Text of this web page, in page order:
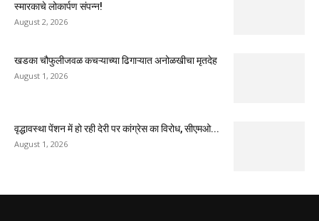
स्मारकाचे लोकार्पण संपन्न!
August 2, 2026
खडका चौफुलीजवळ कचऱ्याच्या ढिगाऱ्यात अनोळखीचा मृतदेह
August 1, 2026
वृद्धावस्था पेंशन में हो रही देरी पर कांग्रेस का विरोध, सीएमओ...
August 1, 2026